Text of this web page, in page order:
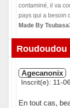
contaminé, il va
pays qui a besoin
Made By
Hors ligne
Roudoudou
Agecanonix
Inscrit(e): 11-
En tout cas,